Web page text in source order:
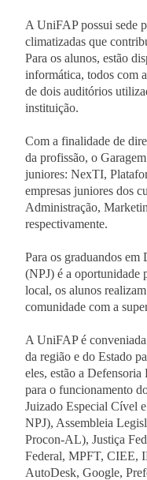
A UniFAP possui sede
climatizadas que
Para os alunos, estão
informática, todos com
de dois auditórios
instituição.
Com a finalidade de
da profissão, o
juniores: NexTI,
empresas juniores dos
Administração,
respectivamente.
Para os graduandos
(NPJ) é a oportunidade
local, os alunos
comunidade com a
A UniFAP é
da região e do Estado
eles, estão a
para o funcionamento
Juizado Especial Cível
NPJ), Assembleia
Procon-AL), Justiça
Federal, MPFT, CIEE,
AutoDesk, Google,